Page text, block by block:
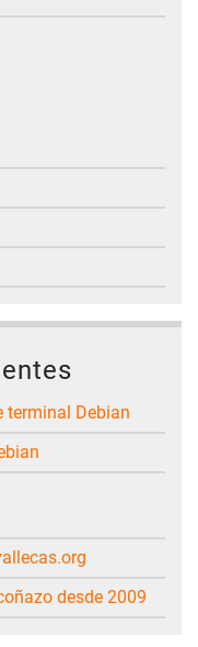
terminal Debian
desde 2009